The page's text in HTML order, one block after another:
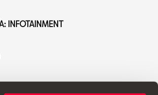
INFOTAINMENT